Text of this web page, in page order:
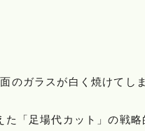
ガラスが白く焼けてし
「足場代カット」の戦